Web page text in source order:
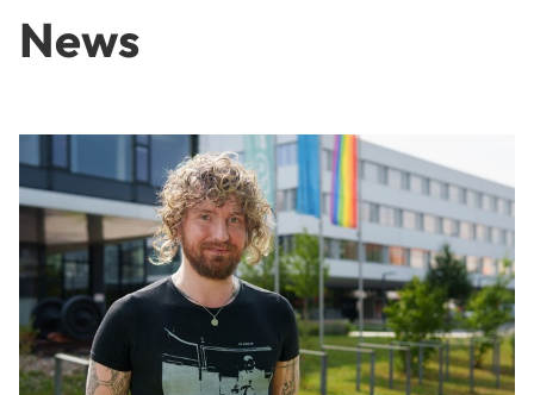
News
Wie treffen Menschen Entscheidungen?